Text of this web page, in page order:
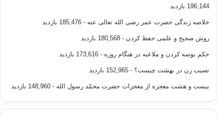
196,144 بازدید
خلاصه زندگی حضرت عمر رضی الله تعالی عنه - 185,476 بازدید
روش صحیح و علمی حفظ کردن - 180,568 بازدید
حکم بوسه کردن و ملاعبه در هنگام روزه - 173,616 بازدید
نصیب زن در بهشت چیست؟ - 152,965 بازدید
بیست و هشت معجزه از معجزات حضرت محمّد رسول الله - 148,960 بازدید